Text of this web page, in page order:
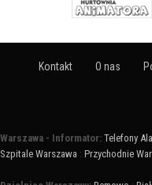
Kontakt O nas
Warszawa - Informator: Telefony
Szpitale Warszawa : Przychodnie